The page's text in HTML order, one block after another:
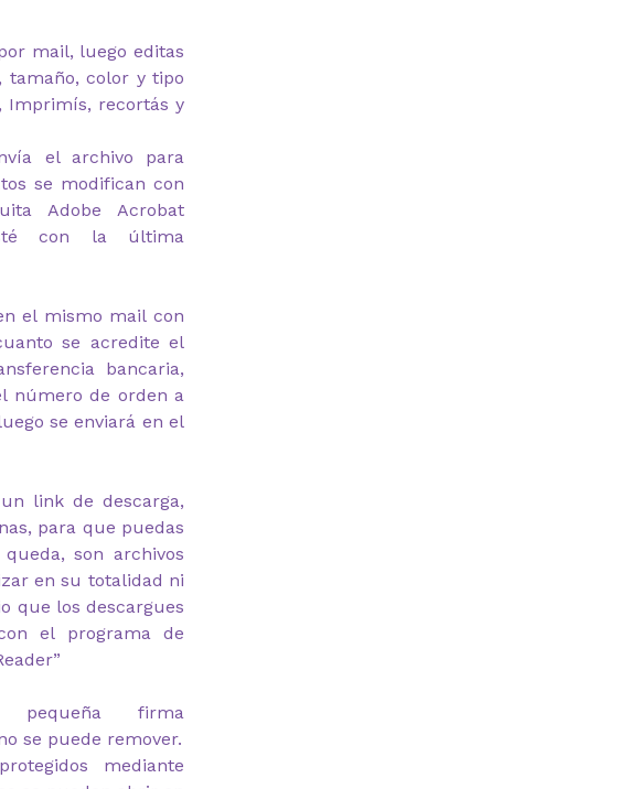
mail, luego editas
tamaño, color y tipo
Imprimís, recortás y
el archivo para
se modifican con
Adobe Acrobat
con la última
el mismo mail con
se acredite el
bancaria,
número de orden a
se enviará en el
link de descarga,
para que puedas
son archivos
en su totalidad ni
que los descargues
el programa de
firma
se puede remover.
mediante